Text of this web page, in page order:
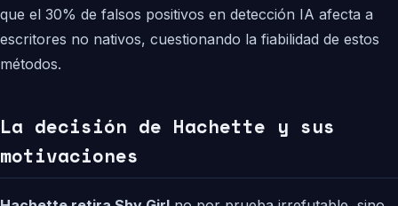
que el 30% de falsos positivos en detección IA afecta a
escritores no nativos, cuestionando la fiabilidad de estos
métodos.
La decisión de Hachette y sus
motivaciones